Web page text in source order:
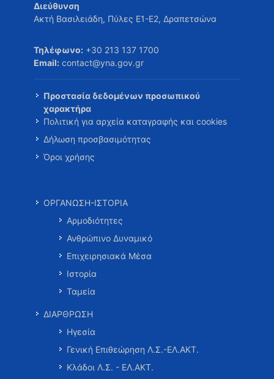
Διεύθυνση
Ακτή Βασιλειάδη, Πύλες Ε1-Ε2, Δραπετσώνα
Τηλέφωνο: +30 213 137 1700
Email: contact@yna.gov.gr
Προστασία δεδομένων προσωπικού
χαρακτήρα
Πολιτική για αρχεία καταγραφής και cookies
Δήλωση προσβασιμότητας
Όροι χρήσης
ΟΡΓΑΝΩΣΗ-ΙΣΤΟΡΙΑ
Αρμοδιότητες
Ανθρώπινο Δυναμικό
Επιχειρησιακά Μέσα
Ιστορία
Ταμεία
ΔΙΑΡΘΡΩΣΗ
Ηγεσία
Γενική Επιθεώρηση Λ.Σ.-ΕΛ.ΑΚΤ.
Κλάδοι Λ.Σ. - ΕΛ.ΑΚΤ.